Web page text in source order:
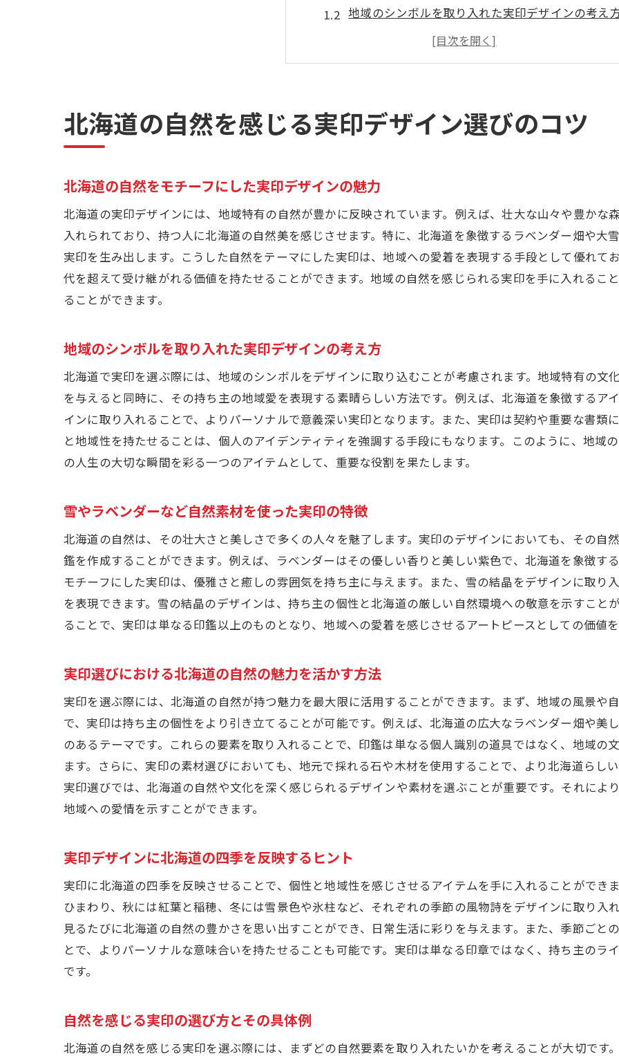
地域のシンボルを取り入れた実印デザインの考え
雪やラベンダーなど自然素材を使った実印の特徴
実印選びにおける北海道の自然の魅力を活かす方
自然を感じる実印の選び方とその具体例
地域性を活かした実印の選び方とその魅力
北海道の文化を取り入れたユニークな実印の選び方
実印に地域愛を込める方法とその効果
地域の風習を反映した実印の選び方ガイド
北海道の祭りをモチーフにした実印の魅力
地域性を重視した実印選びの成功事例
長持ちする実印材質の選び方とその特徴
デザインと材質の組み合わせで実現する独自性
実印購入時に考慮すべき材質のポイント
デザインと機能性を両立させる実印選びのコツ
地域の素材を活かした実印の選び方
北海道で実印を購入する際の地域文化の反映方法
文化を感じる実印の購入方法とその選び方
北海道の文化を象徴する実印デザインの提案
実印に地域の文化を取り入れるアイデア
地域文化が実印に与える影響とその選び方
地域文化を尊重した実印選びのポイント
試し押しの重要性とその方法
失敗しない実印選びのための試し押しポイント
素材選びが実印に与える影響とその対策
実印の試し押しで確認すべきポイント
素材選びと試し押しで実現する満足感
地域愛を込めた実印デザインの選び方
個性を引き立てる実印選びのポイント
地域の特性を反映した実印選びの成功事例
実印で表現する個性と地域愛の両立方法
独自の実印デザインで個性を主張する方法
北海道の自然を感じる実印デザイン選びのコツ
北海道の自然をモチーフにした実印デザインの魅力
北海道の実印デザインには、地域特有の自然が豊かに反映されています。例えば、壮大な山々や豊かな
入れられており、持つ人に北海道の自然美を感じさせます。特に、北海道を象徴するラベンダー畑や大
実印を生み出します。こうした自然をテーマにした実印は、地域への愛着を表現する手段として優れて
代を超えて受け継がれる価値を持たせることができます。地域の自然を感じられる実印を手に入れるこ
ることができます。
地域のシンボルを取り入れた実印デザインの考え方
北海道で実印を選ぶ際には、地域のシンボルをデザインに取り込むことが考慮されます。地域特有の文
を与えると同時に、その持ち主の地域愛を表現する素晴らしい方法です。例えば、北海道を象徴するア
インに取り入れることで、よりパーソナルで意義深い実印となります。また、実印は契約や重要な書類
と地域性を持たせることは、個人のアイデンティティを強調する手段にもなります。このように、地域
の人生の大切な瞬間を彩る一つのアイテムとして、重要な役割を果たします。
雪やラベンダーなど自然素材を使った実印の特徴
北海道の自然は、その壮大さと美しさで多くの人々を魅了します。実印のデザインにおいても、その自
鑑を作成することができます。例えば、ラベンダーはその優しい香りと美しい紫色で、北海道を象徴す
モチーフにした実印は、優雅さと癒しの雰囲気を持ち主に与えます。また、雪の結晶をデザインに取り
を表現できます。雪の結晶のデザインは、持ち主の個性と北海道の厳しい自然環境への敬意を示すこと
ることで、実印は単なる印鑑以上のものとなり、地域への愛着を感じさせるアートピースとしての価値
実印選びにおける北海道の自然の魅力を活かす方法
実印を選ぶ際には、北海道の自然が持つ魅力を最大限に活用することができます。まず、地域の風景や
で、実印は持ち主の個性をより引き立てることが可能です。例えば、北海道の広大なラベンダー畑や美
のあるテーマです。これらの要素を取り入れることで、印鑑は単なる個人識別の道具ではなく、地域の
ます。さらに、実印の素材選びにおいても、地元で採れる石や木材を使用することで、より北海道らし
実印選びでは、北海道の自然や文化を深く感じられるデザインや素材を選ぶことが重要です。それによ
地域への愛情を示すことができます。
実印デザインに北海道の四季を反映するヒント
実印に北海道の四季を反映させることで、個性と地域性を感じさせるアイテムを手に入れることができ
ひまわり、秋には紅葉と稲穂、冬には雪景色や氷柱など、それぞれの季節の風物詩をデザインに取り入
見るたびに北海道の自然の豊かさを思い出すことができ、日常生活に彩りを与えます。また、季節ごと
とで、よりパーソナルな意味合いを持たせることも可能です。実印は単なる印章ではなく、持ち主のラ
です。
自然を感じる実印の選び方とその具体例
北海道の自然を感じる実印を選ぶ際には、まずどの自然要素を取り入れたいかを考えることが大切です